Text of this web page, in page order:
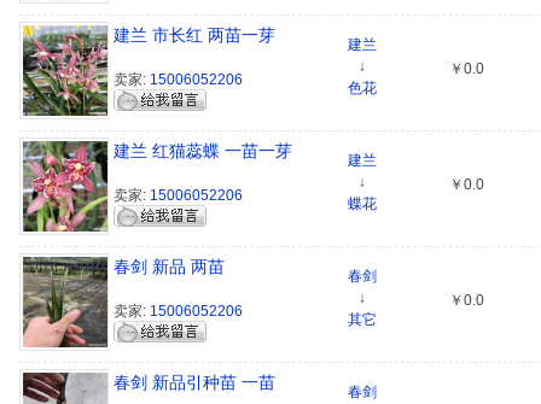
建兰 市长红 两苗一芽
卖家: 15006052206
建兰
↓
色花
￥0.0
建兰 红猫蕊蝶 一苗一芽
卖家: 15006052206
建兰
↓
蝶花
￥0.0
春剑 新品 两苗
卖家: 15006052206
春剑
↓
其它
￥0.0
春剑 新品引种苗 一苗
春剑